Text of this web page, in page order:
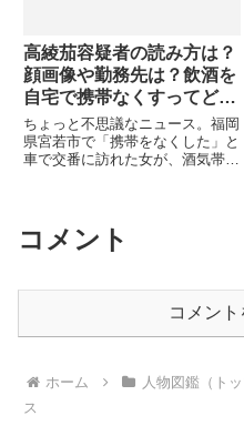
高綾茄容疑者の読み方は？
顔画像や勤務先は？飲酒を
自宅で携帯なくすってどう
いうこと？
ちょっと不思議なニュース。福岡
県宮若市で「携帯をなくした」と
車で交番に訪れた女が、酒気帯び
読み方は？顔画像や勤務先会社名
は？高綾茄容疑者の読み方が...
コメント
コメン
ホーム 人物図鑑（トッ
ス